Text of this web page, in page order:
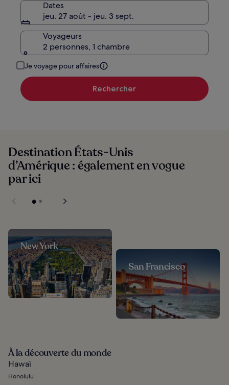
Dates
jeu. 27 août - jeu. 3 sept.
Voyageurs
2 personnes, 1 chambre
Je voyage pour affaires
Rechercher
Destination États-Unis
d’Amérique : également en vogue
par ici
New York
San Francisco
À la découverte du monde
Hawaï
Honolulu